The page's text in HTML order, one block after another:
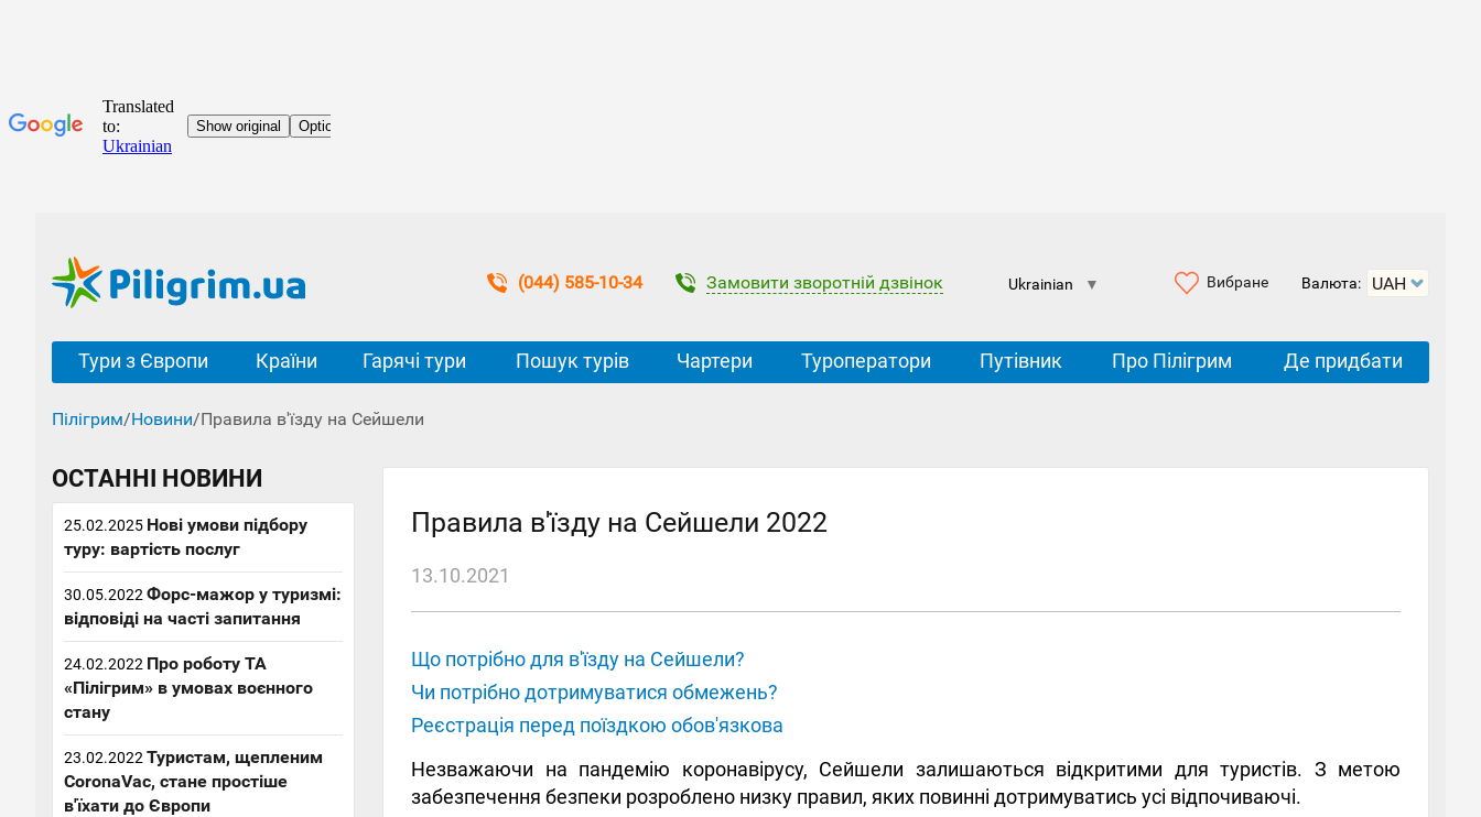
(044) 585-10-34 Замовити зворотній дзвінок Ukrainian ▼ Вибране Валюта:
Тури з Європи Країни Гарячі тури Пошук турів Чартери Туроператори Путівник Про Пілігрим Де придбати
Пілігрим/Новини/Правила в'їзду на Сейшели
ОСТАННІ НОВИНИ
25.02.2025 Нові умови підбору
туру: вартість послуг
30.05.2022 Форс-мажор у туризмі:
відповіді на часті запитання
24.02.2022 Про роботу ТА
«Пілігрим» в умовах воєнного
стану
23.02.2022 Туристам, щепленим
CoronaVac, стане простіше
в'їхати до Європи
Правила в'їзду на Сейшели 2022
13.10.2021
Що потрібно для в'їзду на Сейшели?
Чи потрібно дотримуватися обмежень?
Реєстрація перед поїздкою обов'язкова
Незважаючи на пандемію коронавірусу, Сейшели залишаються відкритими для туристів. З метою
забезпечення безпеки розроблено низку правил, яких повинні дотримуватись усі відпочиваючі.